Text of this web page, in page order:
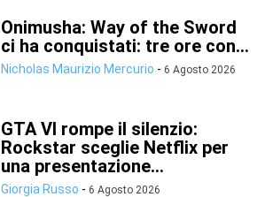
Onimusha: Way of the Sword
ci ha conquistati: tre ore con...
Nicholas Maurizio Mercurio - 6 Agosto 2026
GTA VI rompe il silenzio:
Rockstar sceglie Netflix per
una presentazione...
Giorgia Russo - 6 Agosto 2026